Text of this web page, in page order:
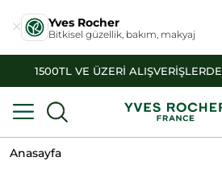
Yves Rocher
Bitkisel güzellik, bakım, makyaj
1500TL VE ÜZERİ ALIŞVERİŞLERDE
Anasayfa